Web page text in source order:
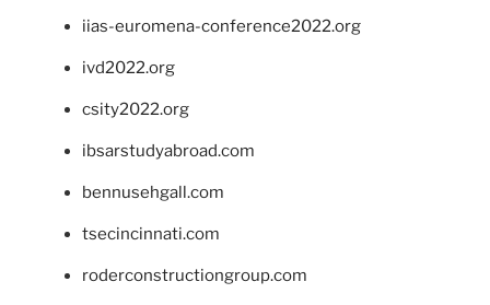
iias-euromena-conference2022.org
ivd2022.org
csity2022.org
ibsarstudyabroad.com
bennusehgall.com
tsecincinnati.com
roderconstructiongroup.com